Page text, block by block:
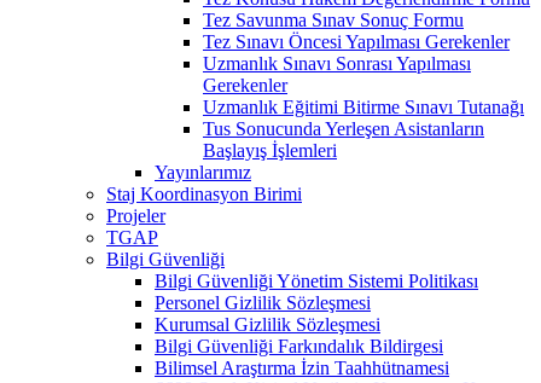
Tez Savunma Sınav Sonuç Formu
Tez Sınavı Öncesi Yapılması Gerekenler
Uzmanlık Sınavı Sonrası Yapılması
Gerekenler
Uzmanlık Eğitimi Bitirme Sınavı Tutanağı
Tus Sonucunda Yerleşen Asistanların
Başlayış İşlemleri
Yayınlarımız
Staj Koordinasyon Birimi
Projeler
TGAP
Bilgi Güvenliği
Bilgi Güvenliği Yönetim Sistemi Politikası
Personel Gizlilik Sözleşmesi
Kurumsal Gizlilik Sözleşmesi
Bilgi Güvenliği Farkındalık Bildirgesi
Bilimsel Araştırma İzin Taahhütnamesi